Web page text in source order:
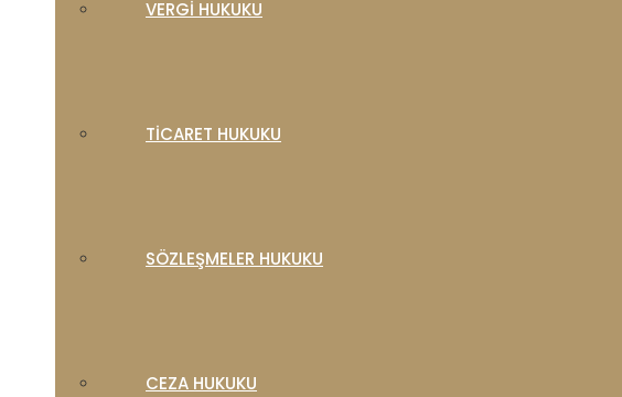
VERGI HUKUKU
TICARET HUKUKU
SÖZLEŞMELER HUKUKU
CEZA HUKUKU